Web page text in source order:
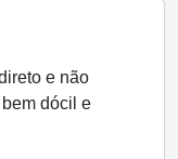
e não
dócil e